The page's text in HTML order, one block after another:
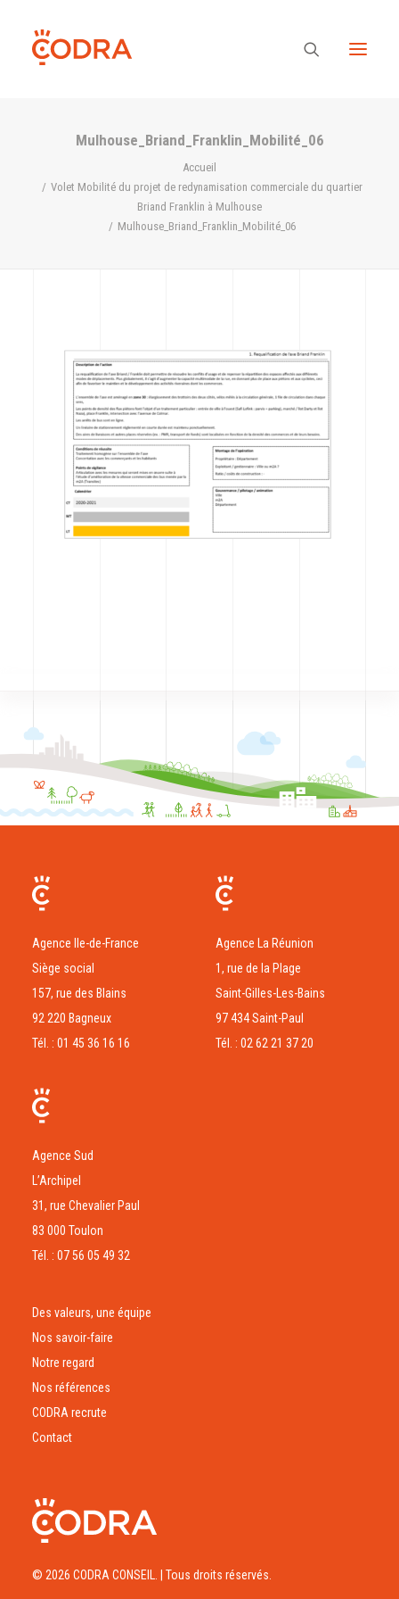
Des valeurs, une équipe
Nos savoir-faire
CODRA recrute
Contact
Mulhouse_Briand_Franklin_Mobilité_06
Accueil
Volet Mobilité du projet de redynamisation commerciale du quartier
Briand Franklin à Mulhouse
Mulhouse_Briand_Franklin_Mobilité_06
Agence Ile-de-France
Siège social
157, rue des Blains
92 220 Bagneux
Tél. : 01 45 36 16 16
Agence La Réunion
1, rue de la Plage
Saint-Gilles-Les-Bains
97 434 Saint-Paul
Tél. : 02 62 21 37 20
Agence Sud
L’Archipel
31, rue Chevalier Paul
83 000 Toulon
Tél. : 07 56 05 49 32
Des valeurs, une équipe
Nos savoir-faire
Notre regard
Nos références
CODRA recrute
Contact
© 2026 CODRA CONSEIL. | Tous droits réservés.